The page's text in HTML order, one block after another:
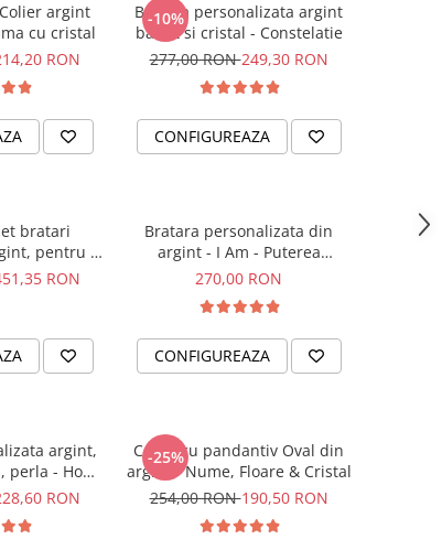
argint
cu cristal
RON
-10%
Bratara personalizata argint
banut si cristal - Constelatie
277,00 RON249,30 RON
CONFIGUREAZA
bratari
pentru el
RON
Bratara personalizata din
argint - I Am - Puterea
intentiei la mana ta
270,00 RON
CONFIGUREAZA
argint,
- Hope
RON
-25%
Colier cu pandantiv Oval din
argint - Nume, Floare & Cristal
254,00 RON190,50 RON